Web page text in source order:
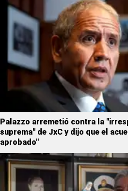
Palazzo arremetió contra la
suprema" de JxC y dijo que el
aprobado"